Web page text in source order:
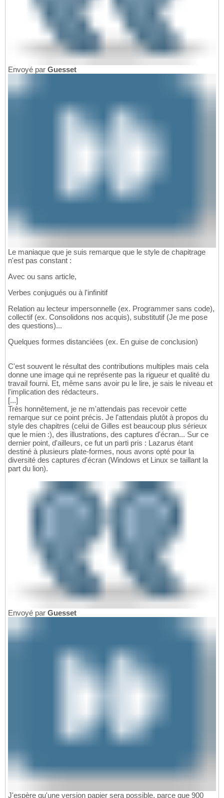
Envoyé par Guesset
Le maniaque que je suis remarque que le style de chapitrage
n'est pas constant :
Avec ou sans article,
Verbes conjugués ou à l'infinitif
Relation au lecteur impersonnelle (ex. Programmer sans code),
collectif (ex. Consolidons nos acquis), substitutif (Je me pose
des questions)...
Quelques formes distanciées (ex. En guise de conclusion)
C'est souvent le résultat des contributions multiples mais cela
donne une image qui ne représente pas la rigueur et qualité du
travail fourni. Et, même sans avoir pu le lire, je sais le niveau et
l'implication des rédacteurs.
[...]
Très honnêtement, je ne m'attendais pas recevoir cette
remarque sur ce point précis. Je l'attendais plutôt à propos du
style des chapitres (celui de Gilles est beaucoup plus sérieux
que le mien :), des illustrations, des captures d'écran... Sur ce
dernier point, d'ailleurs, ce fut un parti pris : Lazarus étant
destiné à plusieurs plate-formes, nous avons opté pour la
diversité des captures d'écran (Windows et Linux se taillant la
part du lion).
Envoyé par Guesset
J'espère qu'une version papier sera possible, parce que 900